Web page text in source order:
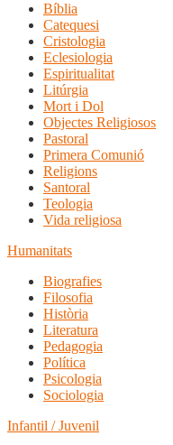
Bíblia
Catequesi
Cristologia
Eclesiologia
Espiritualitat
Litúrgia
Mort i Dol
Objectes Religiosos
Pastoral
Primera Comunió
Religions
Santoral
Teologia
Vida religiosa
Humanitats
Biografies
Filosofia
Història
Literatura
Pedagogia
Política
Psicologia
Sociologia
Infantil / Juvenil